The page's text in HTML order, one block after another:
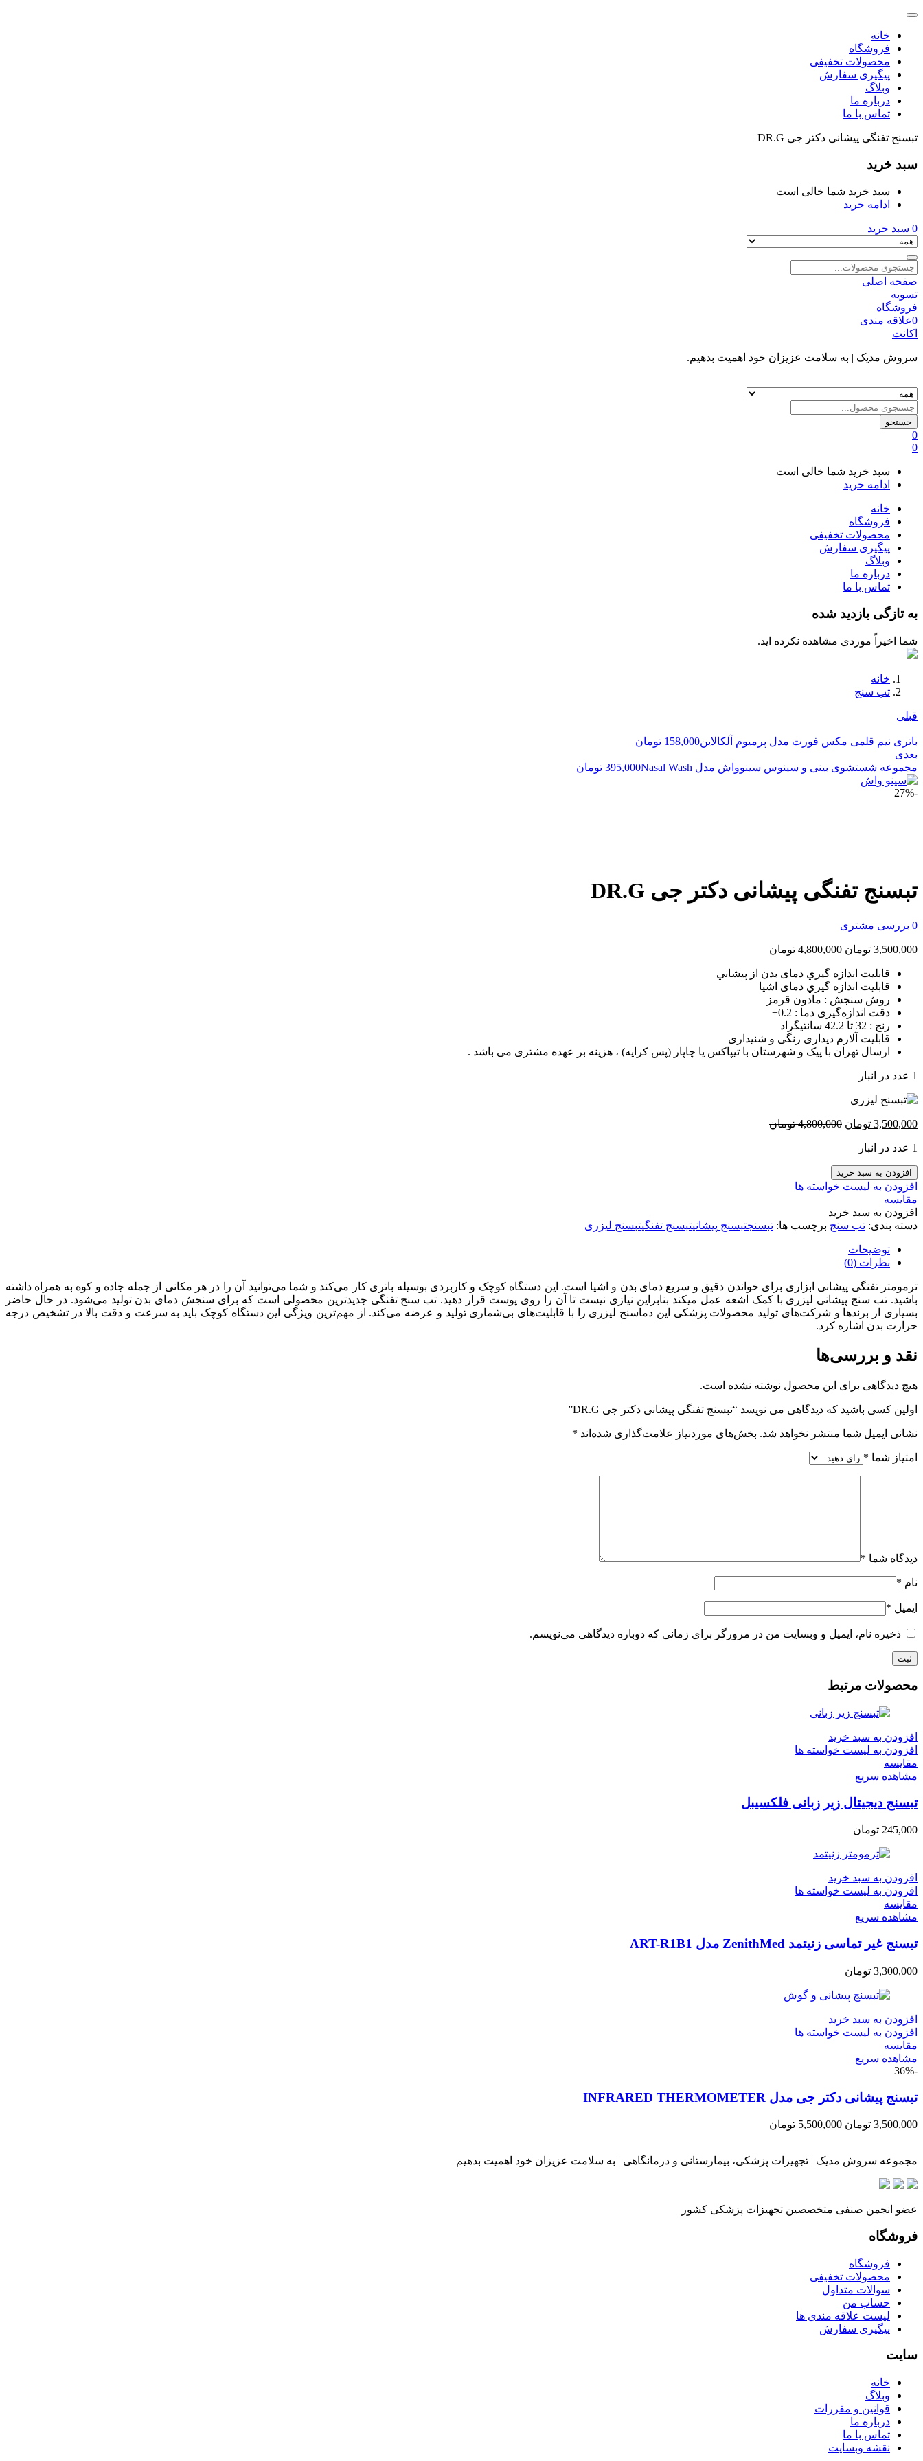
خانه
فروشگاه
محصولات تخفیفی
پیگیری سفارش
وبلاگ
درباره ما
تماس با ما
تبسنج تفنگی پیشانی دکتر جی DR.G
سبد خرید
سبد خرید شما خالی است
ادامه خرید
0 سبد خرید
صفحه اصلی
تسویه
فروشگاه
0علاقه مندی
اکانت
سروش مدیک | به سلامت عزیزان خود اهمیت بدهیم.
جستجو
0
0
سبد خرید شما خالی است
ادامه خرید
خانه
فروشگاه
محصولات تخفیفی
پیگیری سفارش
وبلاگ
درباره ما
تماس با ما
به تازگی بازدید شده
شما اخیراً موردی مشاهده نکرده اید.
خانه
تب سنج
قبلی
باتری نیم قلمی مکس فورت مدل پرمیوم آلکالاین158,000 تومان
بعدی
مجموعه شستشوی بینی و سینوس سینوواش مدل Nasal Wash
395,000 تومان
-27%
تبسنج تفنگی پیشانی دکتر جی DR.G
0 بررسی مشتری
3,500,000 تومان 4,800,000 تومان
قابليت اندازه گيري دمای بدن از پيشاني
قابليت اندازه گيري دمای اشيا
روش سنجش : مادون قرمز
دقت اندازه‌گیری دما : 0.2±
رنج : 32 تا 42.2 سانتیگراد
قابلیت آلارم دیداری رنگی و شنیداری
ارسال تهران با پیک و شهرستان با تیپاکس یا چاپار (پس کرایه) ، هزینه بر عهده مشتری می باشد .
1 عدد در انبار
3,500,000 تومان 4,800,000 تومان
1 عدد در انبار
تبسنج
تفنگی
پیشانی
دکتر
جی
افزودن به سبد خرید
افزودن به لیست خواسته ها
مقایسه
افزودن به سبد خرید
دسته بندی: تب سنج برچسب ها: تبسنجتبسنج پیشانیتبسنج تفنگیتبسنج لیزری
توضیحات
نظرات (0)
ترمومتر تفنگی پیشانی ابزاری برای خواندن دقیق و سریع دمای بدن و اشیا است. این دستگاه کوچک و کاربردی بوسیله باتری کار می‌کند و شما می‌توانید آن را در هر مکانی از جمله جاده و کوه به همراه داشته
باشید. تب سنج پیشانی لیزری با کمک اشعه عمل میکند بنابراین نیازی نیست تا آن را روی پوست قرار دهید. تب سنج تفنگی جدیدترین محصولی است که برای سنجش دمای بدن تولید می‌شود. در حال حاضر
بسیاری از برندها و شرکت‌های تولید محصولات پزشکی این دماسنج لیزری را با قابلیت‌های بی‌شماری تولید و عرضه می‌کند. از مهم‌ترین ویژگی این دستگاه کوچک باید به سرعت و دقت بالا در تشخیص درجه
حرارت بدن اشاره کرد.
نقد و بررسی‌ها
هیچ دیدگاهی برای این محصول نوشته نشده است.
اولین کسی باشید که دیدگاهی می نویسد “تبسنج تفنگی پیشانی دکتر جی DR.G”
نشانی ایمیل شما منتشر نخواهد شد. بخش‌های موردنیاز علامت‌گذاری شده‌اند *
امتیاز شما *
دیدگاه شما *
نام *
ایمیل *
ذخیره نام، ایمیل و وبسایت من در مرورگر برای زمانی که دوباره دیدگاهی می‌نویسم.
محصولات مرتبط
افزودن به سبد خرید
افزودن به لیست خواسته ها
مقایسه
مشاهده سریع
تبسنج دیجیتال زیر زبانی فلکسیبل
245,000 تومان
افزودن به سبد خرید
افزودن به لیست خواسته ها
مقایسه
مشاهده سریع
تبسنج غیر تماسی زنیتمد ZenithMed مدل ART-R1B1
3,300,000 تومان
افزودن به سبد خرید
افزودن به لیست خواسته ها
مقایسه
مشاهده سریع
-36%
تبسنج پیشانی دکتر جی مدل INFRARED THERMOMETER
3,500,000 تومان 5,500,000 تومان
مجموعه سروش مدیک | تجهیزات پزشکی، بیمارستانی و درمانگاهی | به سلامت عزیزان خود اهمیت بدهیم
عضو انجمن صنفی متخصصین تجهیزات پزشکی کشور
فروشگاه
فروشگاه
محصولات تخفیفی
سوالات متداول
حساب من
لیست علاقه مندی ها
پیگیری سفارش
سایت
خانه
وبلاگ
قوانین و مقررات
درباره ما
تماس با ما
نقشه وبسایت